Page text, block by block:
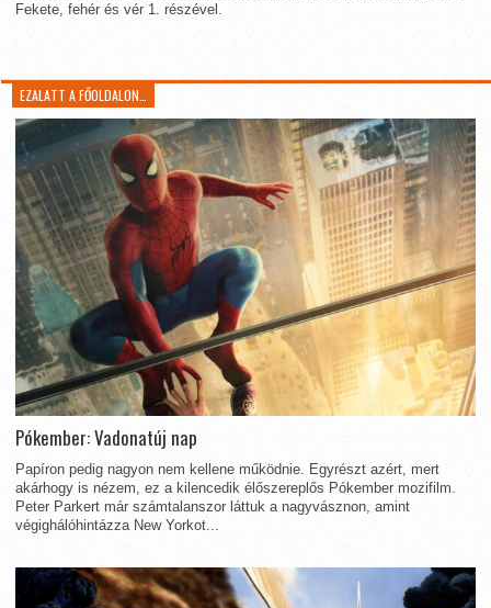
Fekete, fehér és vér 1. részével.
EZALATT A FŐOLDALON…
Pókember: Vadonatúj nap
Papíron pedig nagyon nem kellene működnie. Egyrészt azért, mert
akárhogy is nézem, ez a kilencedik élőszereplős Pókember mozifilm.
Peter Parkert már számtalanszor láttuk a nagyvásznon, amint
végighálóhintázza New Yorkot...